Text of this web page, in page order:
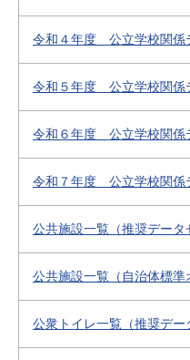
令和４年度 公立学校関係
令和５年度 公立学校関係
令和６年度 公立学校関係
令和７年度 公立学校関係
公共施設一覧（推奨データ
公共施設一覧（自治体標準
公衆トイレ一覧（推奨デー